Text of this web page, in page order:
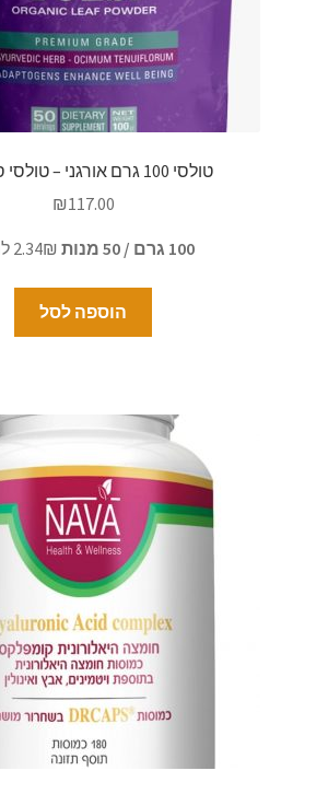
טולסי 100 גרם אורגני – טולסי ספיריט
₪117.00
100 גרם / 50 מנות
הוספה לסל